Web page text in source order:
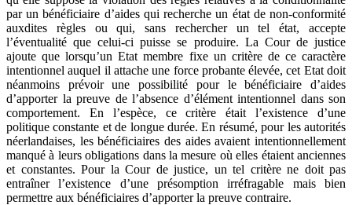
par un bénéficiaire d’aides qui recherche un état de non-conformité
auxdites règles ou qui, sans rechercher un tel état, accepte
l’éventualité que celui-ci puisse se produire. La Cour de justice
ajoute que lorsqu’un Etat membre fixe un critère de ce caractère
intentionnel auquel il attache une force probante élevée, cet Etat doit
néanmoins prévoir une possibilité pour le bénéficiaire d’aides
d’apporter la preuve de l’absence d’élément intentionnel dans son
comportement. En l’espèce, ce critère était l’existence d’une
politique constante et de longue durée. En résumé, pour les autorités
néerlandaises, les bénéficiaires des aides avaient intentionnellement
manqué à leurs obligations dans la mesure où elles étaient anciennes
et constantes. Pour la Cour de justice, un tel critère ne doit pas
entraîner l’existence d’une présomption irréfragable mais bien
permettre aux bénéficiaires d’apporter la preuve contraire.